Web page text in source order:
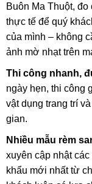
Buôn Ma Thuột,
thực tế để quý
của mình – không
ảnh mờ nhạt trên
Thi công nhanh,
ngày hẹn, thi công
vật dụng trang trí
gian.
Nhiều mẫu rèm
xuyên cập nhật
khẩu mới nhất từ